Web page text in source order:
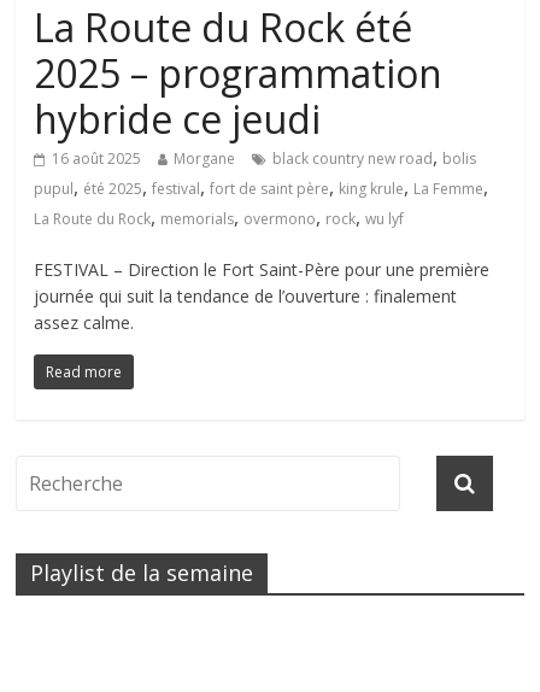
La Route du Rock été
2025 – programmation
hybride ce jeudi
16 août 2025 Morgane black country new road, bolis
pupul, été 2025,festival,fort de saint père, king krule, La Femme,
La Route du Rock, memorials, overmono, rock,wu lyf
FESTIVAL – Direction le Fort Saint-Père pour une première
journée qui suit la tendance de l’ouverture : finalement
assez calme.
Read more
Playlist de la semaine